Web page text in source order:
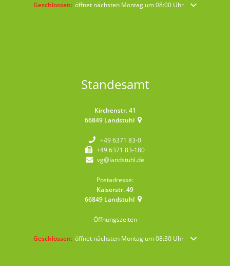
Klicken, um weitere Öffnungs- oder Schließzeiten auszublenden
Geschlossen: öffnet nächsten Montag um 08:00 Uhr
Standesamt
Kirchenstr. 41
66849 Landstuhl
+49 6371 83-0
+49 6371 83-180
vg@landstuhl.de
Postadresse:
Kaiserstr. 49
66849 Landstuhl
Öffnungszeiten
Klicken, um weitere Öffnungs- oder Schließzeiten auszublenden
Geschlossen: öffnet nächsten Montag um 08:30 Uhr